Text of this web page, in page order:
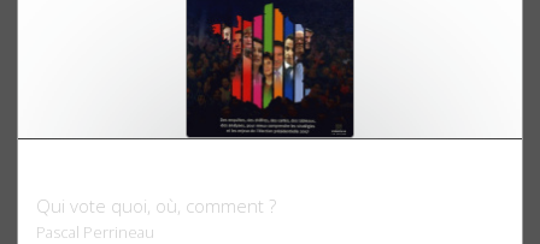
Qui vote quoi, où, comment ?
Pascal Perrineau